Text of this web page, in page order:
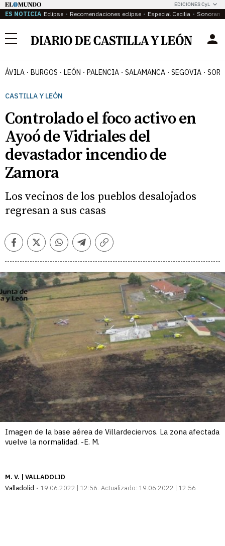
EDICIONES CyL
ES NOTICIA Eclipse Recomendaciones eclipse Especial Cecilia
Menú
ÁVILA BURGOS LEÓN PALENCIA SALAMANCA SEGOVIA
CASTILLA Y LEÓN
Controlado el foco activo en
Ayoó de Vidriales del
devastador incendio de
Zamora
Los vecinos de los pueblos desalojados
regresan a sus casas
FacebookTwitterWhatsappTelegramCopiar
Imagen de la base aérea de Villardeciervos. La zona afectada
vuelve la normalidad. -E. M.
M. V. | VALLADOLID
Valladolid
19.06.2022 | 12:56 Actualizado: 19.06.2022 | 12:56